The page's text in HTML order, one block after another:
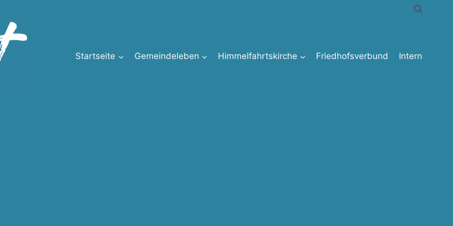
Startseite Gemeindeleben Himmelfahrtskirche Friedhofsverbund Intern